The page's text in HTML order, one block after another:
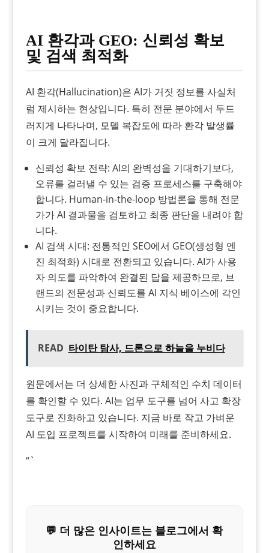
AI 환각과 GEO: 신뢰성 확보
및 검색 최적화
AI 환각(Hallucination)은 AI가 거짓 정보를 사실처
럼 제시하는 현상입니다. 특히 전문 분야에서 두드
러지게 나타나며, 모델 복잡도에 따라 환각 발생률
이 크게 달라집니다.
신뢰성 확보 전략: AI의 완벽성을 기대하기보다,
오류를 걸러낼 수 있는 검증 프로세스를 구축해야
합니다. Human-in-the-loop 방법론을 통해 전문
가가 AI 결과물을 검토하고 최종 판단을 내려야 합
니다.
AI 검색 시대: 전통적인 SEO에서 GEO(생성형 엔
진 최적화) 시대로 전환되고 있습니다. AI가 사용
자 의도를 파악하여 완결된 답을 제공하므로, 브
랜드의 전문성과 신뢰도를 AI 지식 베이스에 각인
시키는 것이 중요합니다.
READ 타이탄 탐사, 드론으로 하늘을 누비다
원문에서는 더 상세한 사진과 구체적인 수치 데이터
를 확인할 수 있다. AI는 업무 도구를 넘어 사고 확장
도구로 진화하고 있습니다. 지금 바로 작고 가벼운
AI 도입 프로젝트를 시작하여 미래를 준비하세요.
“`
💬 더 많은 인사이트는 블로그에서 확
인하세요